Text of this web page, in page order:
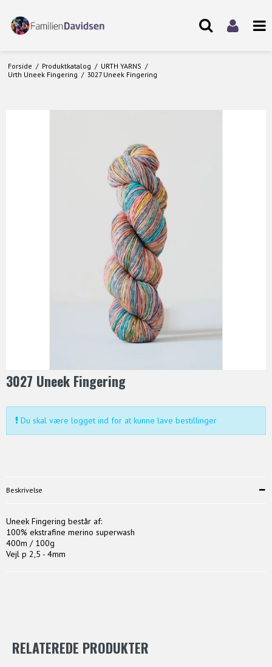
Forside / Produktkatalog / URTH YARNS /
Urth Uneek Fingering / 3027 Uneek Fingering
3027 Uneek Fingering
Du skal være logget ind for at kunne lave bestillinger
Beskrivelse
Uneek Fingering består af:
100% ekstrafine merino superwash
400m / 100g
Vejl p 2,5 - 4mm
RELATEREDE PRODUKTER